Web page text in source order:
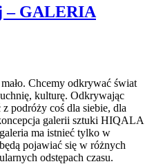
– GALERIA
Chcemy odkrywać świat
kulturę. Odkrywając
podróży coś dla siebie, dla
galerii sztuki HIQALA
ma istnieć tylko w
pojawiać się w różnych
odstępach czasu.